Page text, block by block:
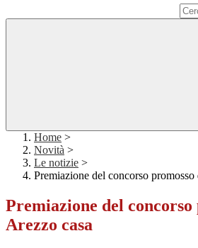
Home >
Novità >
Le notizie >
Premiazione del concorso promosso
Premiazione del concorso
Arezzo casa